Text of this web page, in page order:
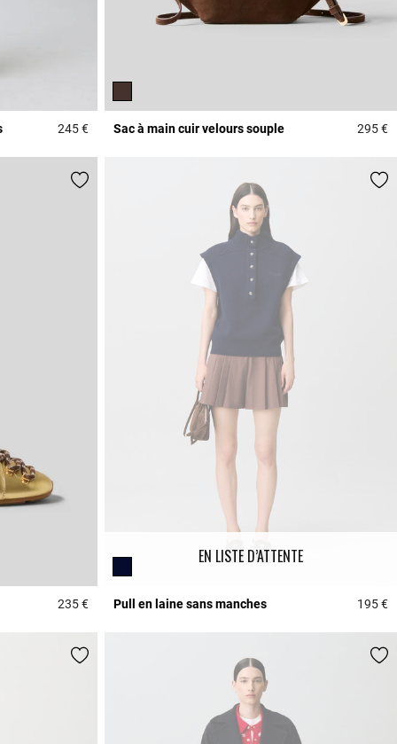
245 €5 out of 5 Customer Rating
Sac à main cuir velours souple 295 €
235 €4,2 out of 5 Customer Rating
EN LISTE D’ATTENTE
Pull en laine sans manches 195 €